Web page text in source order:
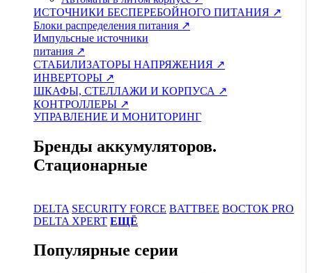
ИСТОЧНИКИ БЕСПЕРЕБОЙНОГО ПИТАНИЯ ↗
Блоки распределения питания ↗
Импульсные источники
питания ↗
СТАБИЛИЗАТОРЫ НАПРЯЖЕНИЯ ↗
ИНВЕРТОРЫ ↗
ШКАФЫ, СТЕЛЛАЖИ И КОРПУСА ↗
КОНТРОЛЛЕРЫ ↗
УПРАВЛЕНИЕ И МОНИТОРИНГ
Бренды аккумуляторов.
Стационарные
DELTA SECURITY FORCE BATTBEE ВОСТОК PRO
DELTA XPERT ЕЩЁ
Популярные серии